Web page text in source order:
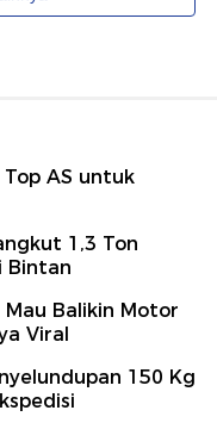
AS untuk
1,3 Ton
Bintan
Balikin Motor
Viral
150 Kg